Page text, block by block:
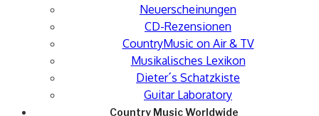
Neuerscheinungen
CD-Rezensionen
CountryMusic on Air & TV
Musikalisches Lexikon
Dieter´s Schatzkiste
Guitar Laboratory
Country Music Worldwide